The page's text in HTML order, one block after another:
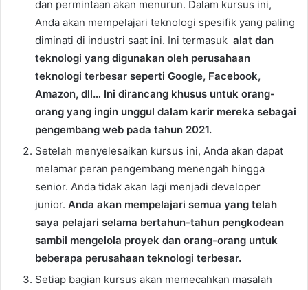
dan permintaan akan menurun. Dalam kursus ini,
Anda akan mempelajari teknologi spesifik yang paling
diminati di industri saat ini. Ini termasuk alat dan
teknologi yang digunakan oleh perusahaan
teknologi terbesar seperti Google, Facebook,
Amazon, dll… Ini dirancang khusus untuk orang-
orang yang ingin unggul dalam karir mereka sebagai
pengembang web pada tahun 2021.
Setelah menyelesaikan kursus ini, Anda akan dapat
melamar peran pengembang menengah hingga
senior. Anda tidak akan lagi menjadi developer
junior. Anda akan mempelajari semua yang telah
saya pelajari selama bertahun-tahun pengkodean
sambil mengelola proyek dan orang-orang untuk
beberapa perusahaan teknologi terbesar.
Setiap bagian kursus akan memecahkan masalah